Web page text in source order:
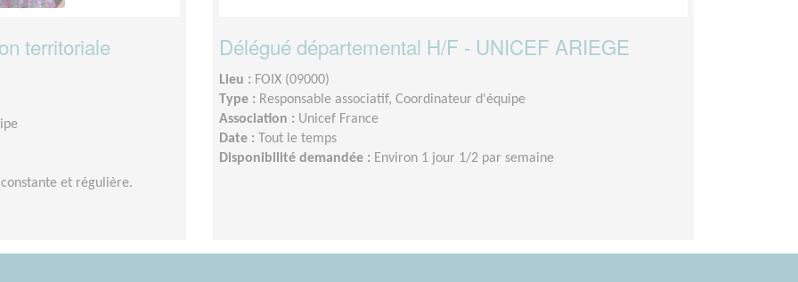
territoriale
et régulière.
Délégué départemental H/F - UNICEF ARIEGE
Lieu : FOIX (09000)
Type : Responsable associatif, Coordinateur d'équipe
Association : Unicef France
Date :
Tout le temps
Disponibilité demandée : Environ 1 jour 1/2 par semaine